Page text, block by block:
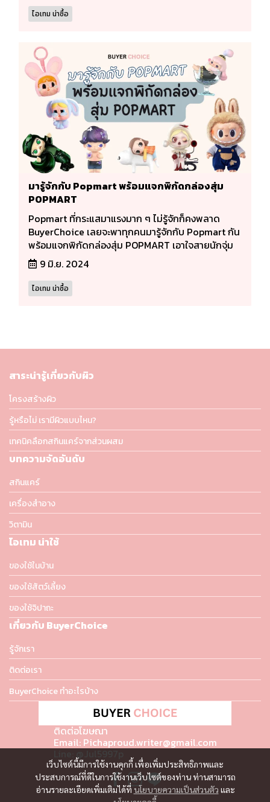
ไอเทม น่าซื้อ
มารู้จักกับ Popmart พร้อมแจกพิกัดกล่องสุ่ม
POPMART
Popmart ที่กระแสมาแรงมาก ๆ ไม่รู้จักก็คงพลาด
BuyerChoice เลยจะพาทุกคนมารู้จักกับ Popmart กัน
พร้อมแจกพิกัดกล่องสุ่ม POPMART เอาใจสายนักจุ่ม
9 มิ.ย. 2024
ไอเทม น่าซื้อ
เว็บไซต์นี้มีการใช้งานคุกกี้ เพื่อเพิ่มประสิทธิภาพและ
ประสบการณ์ที่ดีในการใช้งานเว็บไซต์ของท่าน ท่านสามารถ
อ่านรายละเอียดเพิ่มเติมได้ที่ นโยบายความเป็นส่วนตัว และ
สาระน่ารู้เกี่ยวกับผิว
โครงสร้างผิว
รู้หรือไม่ เรามีผิวแบบไหน?
เทคนิคลือกสกินแคร์จากส่วนผสม
บทความจัดอันดับ
สกินแคร์
เครื่องสำอาง
วิตามิน
ไอเทม น่าใช้
ของใช้ในบ้าน
ของใช้สัตว์เลี้ยง
ของใช้จิปาถะ
เกี่ยวกับ BuyerChoice
รู้จักเรา
ติดต่อเรา
BuyerChoice ทำอะไรบ้าง
ติดต่อโฆษณา
Email: Pichaproud.writer@gmail.com